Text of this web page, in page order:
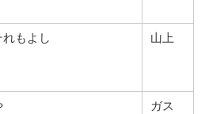
もよし 山上
ガス